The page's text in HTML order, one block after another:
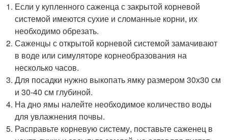
Если у купленного саженца с закрытой корневой
системой имеются сухие и сломанные корни, их
необходимо обрезать.
Саженцы с открытой корневой системой замачивают
в воде или симуляторе корнеобразования на
несколько часов.
Для посадки нужно выкопать ямку размером 30х30 см
и 30-40 см глубиной.
На дно ямы налейте необходимое количество воды
для увлажнения почвы.
Расправьте корневую систему, поставьте саженец в